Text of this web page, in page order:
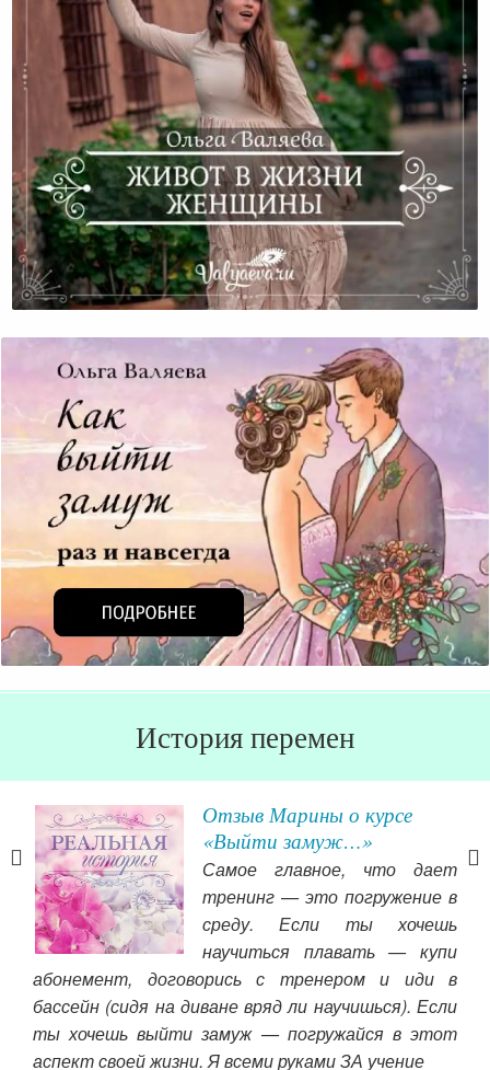
Живот В Жизни Женщины
История перемен
Отзыв Марины о курсе
«Выйти замуж…»
Самое главное, что дает
тренинг — это погружение в
среду. Если ты хочешь
научиться плавать — купи
абонемент, договорись с тренером и иди в
бассейн (сидя на диване вряд ли научишься). Если
ты хочешь выйти замуж — погружайся в этот
аспект своей жизни. Я всеми руками ЗА учение